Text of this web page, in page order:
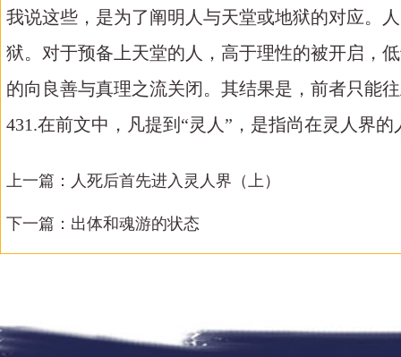
我说这些，是为了阐明人与天堂或地狱的对应。
狱。对于预备上天堂的人，高于理性的被开启，
的向良善与真理之流关闭。其结果是，前者只能
431.在前文中，凡提到“灵人”，是指尚在灵人界
上一篇： 人死后首先进入灵人界（上）
下一篇： 出体和魂游的状态